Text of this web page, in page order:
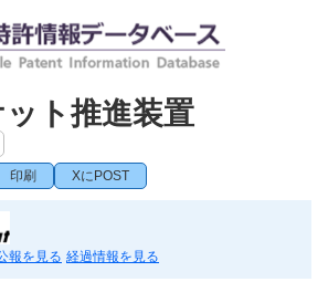
ト推進装置
印刷 XにPOST
報を見る 経過情報を見る